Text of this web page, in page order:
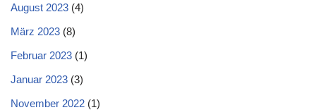
August 2023 (4)
März 2023 (8)
Februar 2023 (1)
Januar 2023 (3)
November 2022 (1)